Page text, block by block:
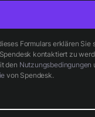
Formulars erklären Sie
kontaktiert zu
den Nutzungsbedingungen
von Spendesk.